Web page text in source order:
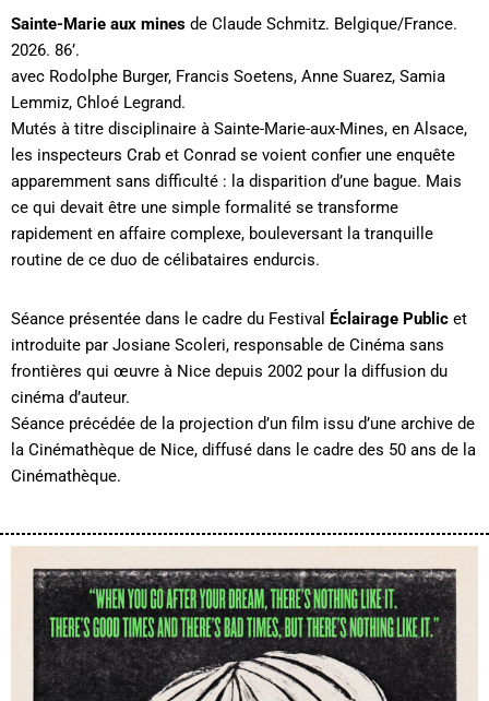
Sainte-Marie aux mines de Claude Schmitz. Belgique/France.
2026. 86’.
avec Rodolphe Burger, Francis Soetens, Anne Suarez, Samia
Lemmiz, Chloé Legrand.
Mutés à titre disciplinaire à Sainte-Marie-aux-Mines, en Alsace,
les inspecteurs Crab et Conrad se voient confier une enquête
apparemment sans difficulté : la disparition d’une bague. Mais
ce qui devait être une simple formalité se transforme
rapidement en affaire complexe, bouleversant la tranquille
routine de ce duo de célibataires endurcis.
Séance présentée dans le cadre du Festival Éclairage Public et
introduite par Josiane Scoleri, responsable de Cinéma sans
frontières qui œuvre à Nice depuis 2002 pour la diffusion du
cinéma d’auteur.
Séance précédée de la projection d’un film issu d’une archive de
la Cinémathèque de Nice, diffusé dans le cadre des 50 ans de la
Cinémathèque.